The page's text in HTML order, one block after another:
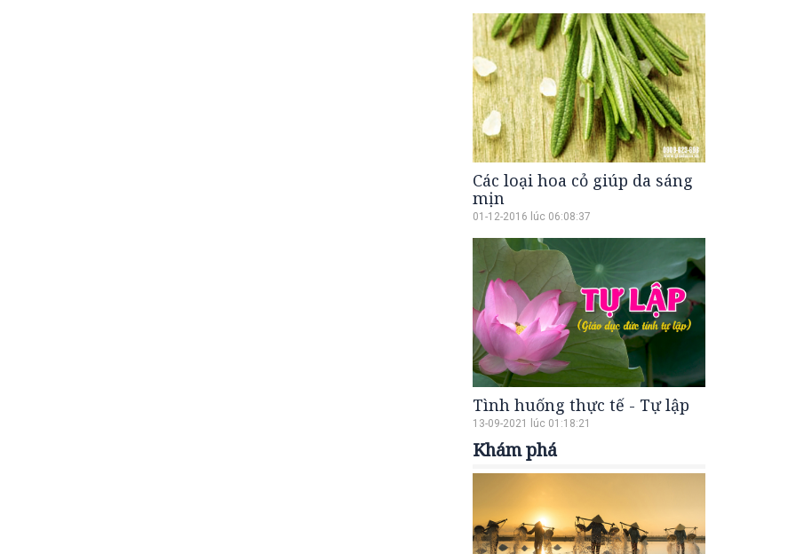
Các loại hoa cỏ giúp da sáng
mịn
01-12-2016 lúc 06:08:37
Tình huống thực tế - Tự lập
13-09-2021 lúc 01:18:21
Khám phá